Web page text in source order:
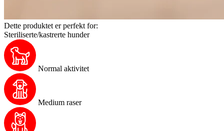
Dette produktet er perfekt for:
Steriliserte/kastrerte hunder
Normal aktivitet
Medium raser